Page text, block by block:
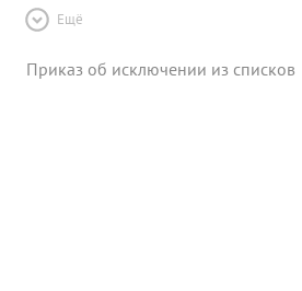
Ещё
Приказ об исключении из списков